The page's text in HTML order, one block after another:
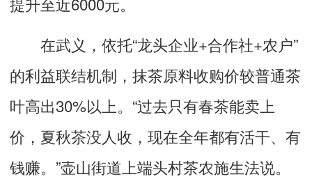
在武义，依托“龙头企业+合作社+农户”
的利益联结机制，抹茶原料收购价较普通茶
叶高出30%以上。“过去只有春茶能卖上
价，夏秋茶没人收，现在全年都有活干、有
钱赚。”壶山街道上端头村茶农施生法说。